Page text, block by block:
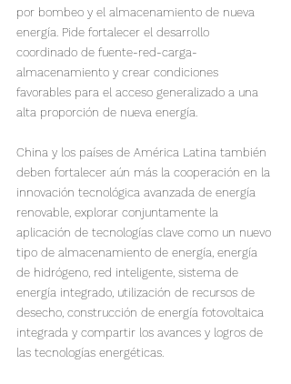
por bombeo y el almacenamiento de nueva
energía. Pide fortalecer el desarrollo
coordinado de fuente-red-carga-
almacenamiento y crear condiciones
favorables para el acceso generalizado a una
alta proporción de nueva energía.
China y los países de América Latina también
deben fortalecer aún más la cooperación en la
innovación tecnológica avanzada de energía
renovable, explorar conjuntamente la
aplicación de tecnologías clave como un nuevo
tipo de almacenamiento de energía, energía
de hidrógeno, red inteligente, sistema de
energía integrado, utilización de recursos de
desecho, construcción de energía fotovoltaica
integrada y compartir los avances y logros de
las tecnologías energéticas.